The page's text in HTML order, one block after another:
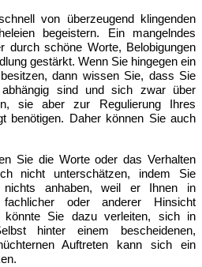
von überzeugend klingenden
begeistern. Ein mangelndes
durch schöne Worte, Belobigungen
gestärkt. Wenn Sie hingegen ein
dann wissen Sie, dass Sie
sind und sich zwar über
sie aber zur Regulierung Ihres
benötigen. Daher können Sie auch
Sie die Worte oder das Verhalten
nicht unterschätzen, indem Sie
anhaben, weil er Ihnen in
fachlicher oder anderer Hinsicht
könnte Sie dazu verleiten, sich in
hinter einem bescheidenen,
Auftreten kann sich ein